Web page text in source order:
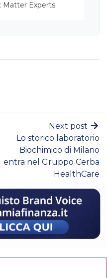
Matter Experts
Next post
Lo storico laboratorio
Biochimico di Milano
entra nel Gruppo Cerba
HealthCare